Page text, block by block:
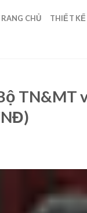
CHỦ THIẾT KẾ
TN&MT